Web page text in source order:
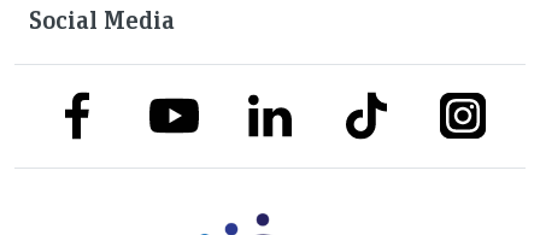
Social Media
link to facebooklink to youtubelink to linkedinlink to tiktok